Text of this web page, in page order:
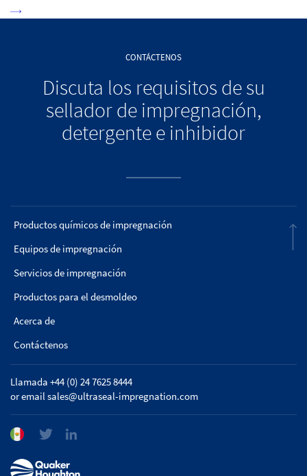
CONTÁCTENOS
Discuta los requisitos de su
sellador de impregnación,
detergente e inhibidor
Productos químicos de impregnación
Equipos de impregnación
Servicios de impregnación
Productos para el desmoldeo
Acerca de
Contáctenos
Llamada +44 (0) 24 7625 8444
or emailsales@ultraseal-impregnation.com